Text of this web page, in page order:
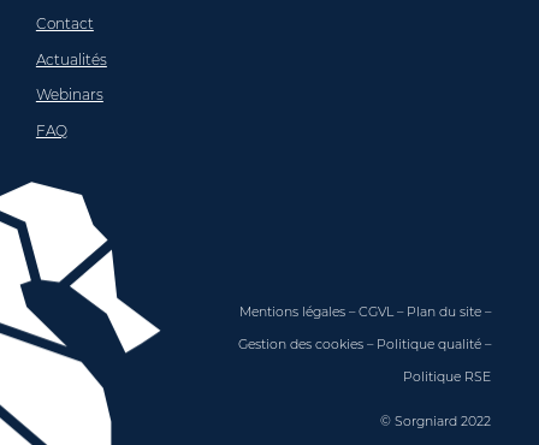
Contact
Actualités
Webinars
FAQ
Mentions légales –CGVL– Plan du site –
Gestion des cookies – Politique qualité –
Politique RSE
© Sorgniard 2022